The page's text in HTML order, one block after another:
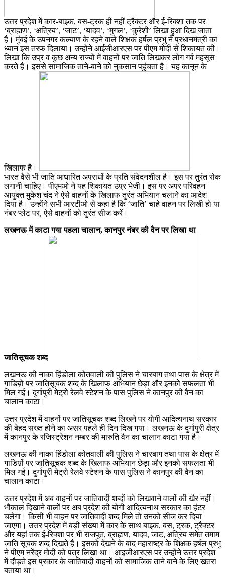
उत्तर प्रदेश में कार-बाइक, बस-ट्रक ही नहीं ट्रैक्टर और ई-रिक्शा तक पर
‘ब्राह्मण’, ‘क्षत्रिय’, ‘जाट’, ‘यादव’, ‘मुगल’, ‘कुरेशी’ लिखा हुआ दिख जाता
है। मुंबई के उपनगर कल्याण के रहने वाले शिक्षक हर्षल प्रभु ने प्रधानमंत्री का
ध्यान इस तरफ दिलाया। उन्होंने आईजीआरएस पर पीएम मोदी से शिकायत की।
लिखा कि उप्र व कुछ अन्य राज्यों में वाहनों पर जाति लिखकर लोग गर्व महसूस
करते हैं। इससे सामाजिक ताने-बाने को नुकसान पहुंचता है। यह कानून के
खिलाफ है।
भारत वैसे भी जाति आधारित अपराधों के प्रति संवेदनशील है। इस पर तुरंत रोक
लगानी चाहिए। पीएमओ ने यह शिकायत उप्र भेजी। इस पर अपर परिवहन
आयुक्त मुकेश चंद ने ऐसे वाहनों के खिलाफ तुरंत अभियान चलाने का आदेश
दिया है। उन्होंने सभी आरटीओ से कहा है कि ‘जाति’ चाहे वाहन पर लिखी हो या
नंबर प्लेट पर, ऐसे वाहनों को तुरंत सीज करें।
लखनऊ में काटा गया पहला चालान, कानपुर नंबर की वैन पर लिखा था
जातिसूचक शब्द
लखनऊ की नाका हिंडोला कोतवाली की पुलिस ने चारबाग तथा पास के क्षेत्र में
गाडिय़ों पर जातिसूचक शब्द के खिलाफ अभियान छेड़ा और इनको सफलता भी
मिल गई। दुर्गापुरी मेट्रो रेलवे स्टेशन के पास पुलिस ने कानपुर की वैन का
चालान काटा।
उत्तर प्रदेश में वाहनों पर जातिसूचक शब्द लिखने पर योगी आदित्यनाथ सरकार
की बेहद सख्त होने का असर पहले ही दिन दिख गया। लखनऊ के दुर्गापुरी क्षेत्र
में कानपुर के रजिस्ट्रेशन नम्बर की मारुति वैन का चालान काटा गया है।
लखनऊ की नाका हिंडोला कोतवाली की पुलिस ने चारबाग तथा पास के क्षेत्र में
गाडिय़ों पर जातिसूचक शब्द के खिलाफ अभियान छेड़ा और इनको सफलता भी
मिल गई। दुर्गापुरी मेट्रो रेलवे स्टेशन के पास पुलिस ने कानपुर की वैन का
चालान काटा।
उत्तर प्रदेश में अब वाहनों पर जातिवादी शब्दों को लिखवाने वालों की खैर नहीं।
भौकाल दिखाने वालों पर अब प्रदेश की योगी आदित्यनाथ सरकार का हंटर
चलेगा। किसी भी वाहन पर जातिवादी शब्द मिले तो उनको सीज कर दिया
जाएगा। उत्तर प्रदेश में बड़ी संख्या में कार के साथ बाइक, बस, ट्रक, ट्रैक्टर
और यहां तक ई-रिक्शा पर भी राजपूत, ब्राह्मण, यादव, जाट, क्षत्रिय समेत तमाम
जाति सूचक शब्द दिखते हैं। इसको देखने के बाद महाराष्ट्र के शिक्षक हर्षल प्रभु
ने पीएम नरेंद्र मोदी को पत्र लिखा था। आइजीआरएस पर उन्होंने उत्तर प्रदेश
में दौड़ते इस प्रकार के जातिवादी वाहनों को सामाजिक ताने बाने के लिए खतरा
बताया था।